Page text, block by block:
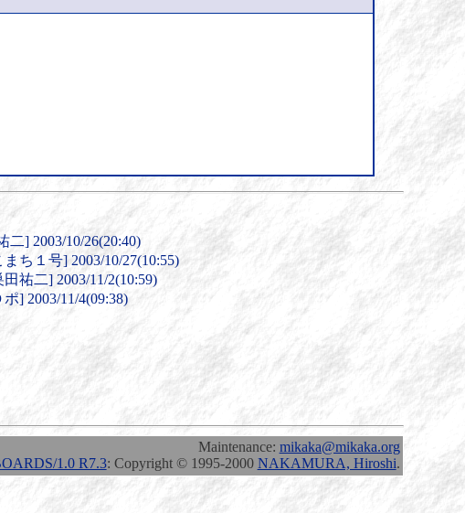
二] 2003/10/26(20:40)
まち１号] 2003/10/27(10:55)
田祐二] 2003/11/2(10:59)
ポ] 2003/11/4(09:38)
Maintenance: mikaka@mikaka.org
1.0 R7.3: Copyright © 1995-2000 NAKAMURA, Hiroshi.